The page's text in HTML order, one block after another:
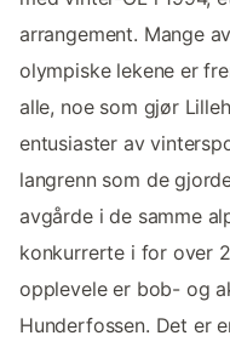
arrangement. Mange
olympiske lekene er
alle, noe som gjør
entusiaster av
langrenn som de
avgårde i de samme
konkurrerte i for over
opplevele er bob- og
Hunderfossen. Det er